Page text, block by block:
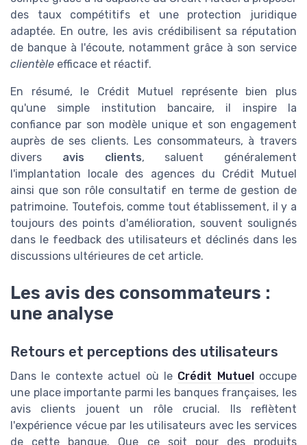
des taux compétitifs et une protection juridique
adaptée. En outre, les avis crédibilisent sa réputation
de banque à l'écoute, notamment grâce à son service
clientèle efficace et réactif.
En résumé, le Crédit Mutuel représente bien plus
qu'une simple institution bancaire, il inspire la
confiance par son modèle unique et son engagement
auprès de ses clients. Les consommateurs, à travers
divers avis clients, saluent généralement
l'implantation locale des agences du Crédit Mutuel
ainsi que son rôle consultatif en terme de gestion de
patrimoine. Toutefois, comme tout établissement, il y a
toujours des points d'amélioration, souvent soulignés
dans le feedback des utilisateurs et déclinés dans les
discussions ultérieures de cet article.
Les avis des consommateurs :
une analyse
Retours et perceptions des utilisateurs
Dans le contexte actuel où le Crédit Mutueloccupe
une place importante parmi les banques françaises, les
avis clients jouent un rôle crucial. Ils reflètent
l'expérience vécue par les utilisateurs avec les services
de cette banque. Que ce soit pour des produits